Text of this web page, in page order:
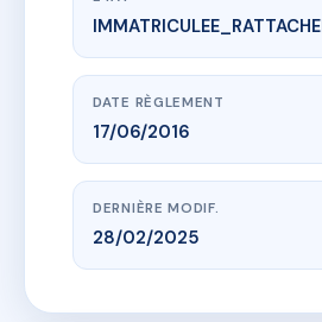
www.vme.plus/
LA VILLA TOHANNIC
22 rue pierre Marechal, 56000
DATE RÈGLEMENT
17/06/2016
DERNIÈRE MODIF.
28/02/2025